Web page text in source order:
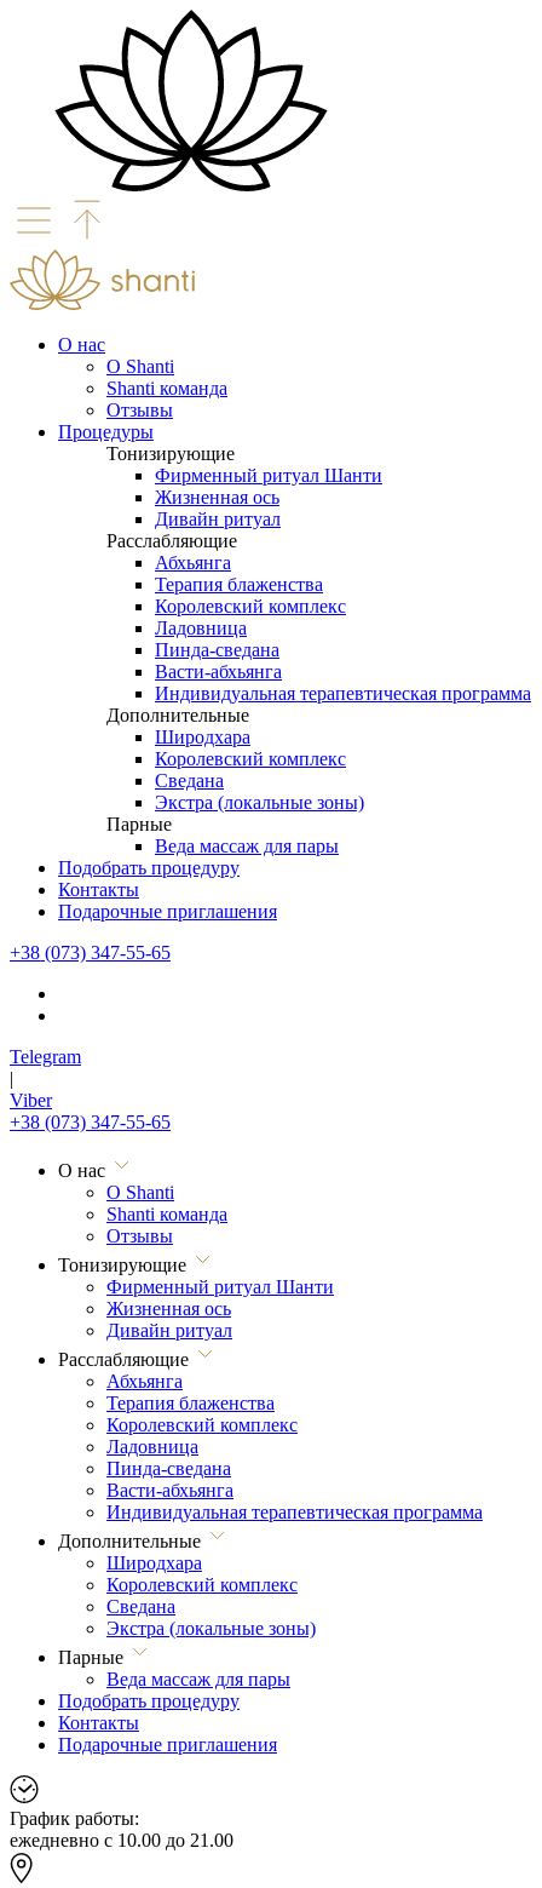
О нас
О Shanti
Shanti команда
Отзывы
Процедуры
Тонизирующие
Фирменный ритуал Шанти
Жизненная ось
Дивайн ритуал
Расслабляющие
Абхьянга
Терапия блаженства
Королевский комплекс
Ладовница
Пинда-сведана
Васти-абхьянга
Индивидуальная терапевтическая программа
Дополнительные
Широдхара
Королевский комплекс
Сведана
Экстра (локальные зоны)
Парные
Веда массаж для пары
Подобрать процедуру
Контакты
Подарочные приглашения
+38 (073) 347-55-65
Telegram
|
Viber
+38 (073) 347-55-65
О нас
О Shanti
Shanti команда
Отзывы
Тонизирующие
Фирменный ритуал Шанти
Жизненная ось
Дивайн ритуал
Расслабляющие
Абхьянга
Терапия блаженства
Королевский комплекс
Ладовница
Пинда-сведана
Васти-абхьянга
Индивидуальная терапевтическая программа
Дополнительные
Широдхара
Королевский комплекс
Сведана
Экстра (локальные зоны)
Парные
Веда массаж для пары
Подобрать процедуру
Контакты
Подарочные приглашения
График работы:
ежедневно с 10.00 до 21.00